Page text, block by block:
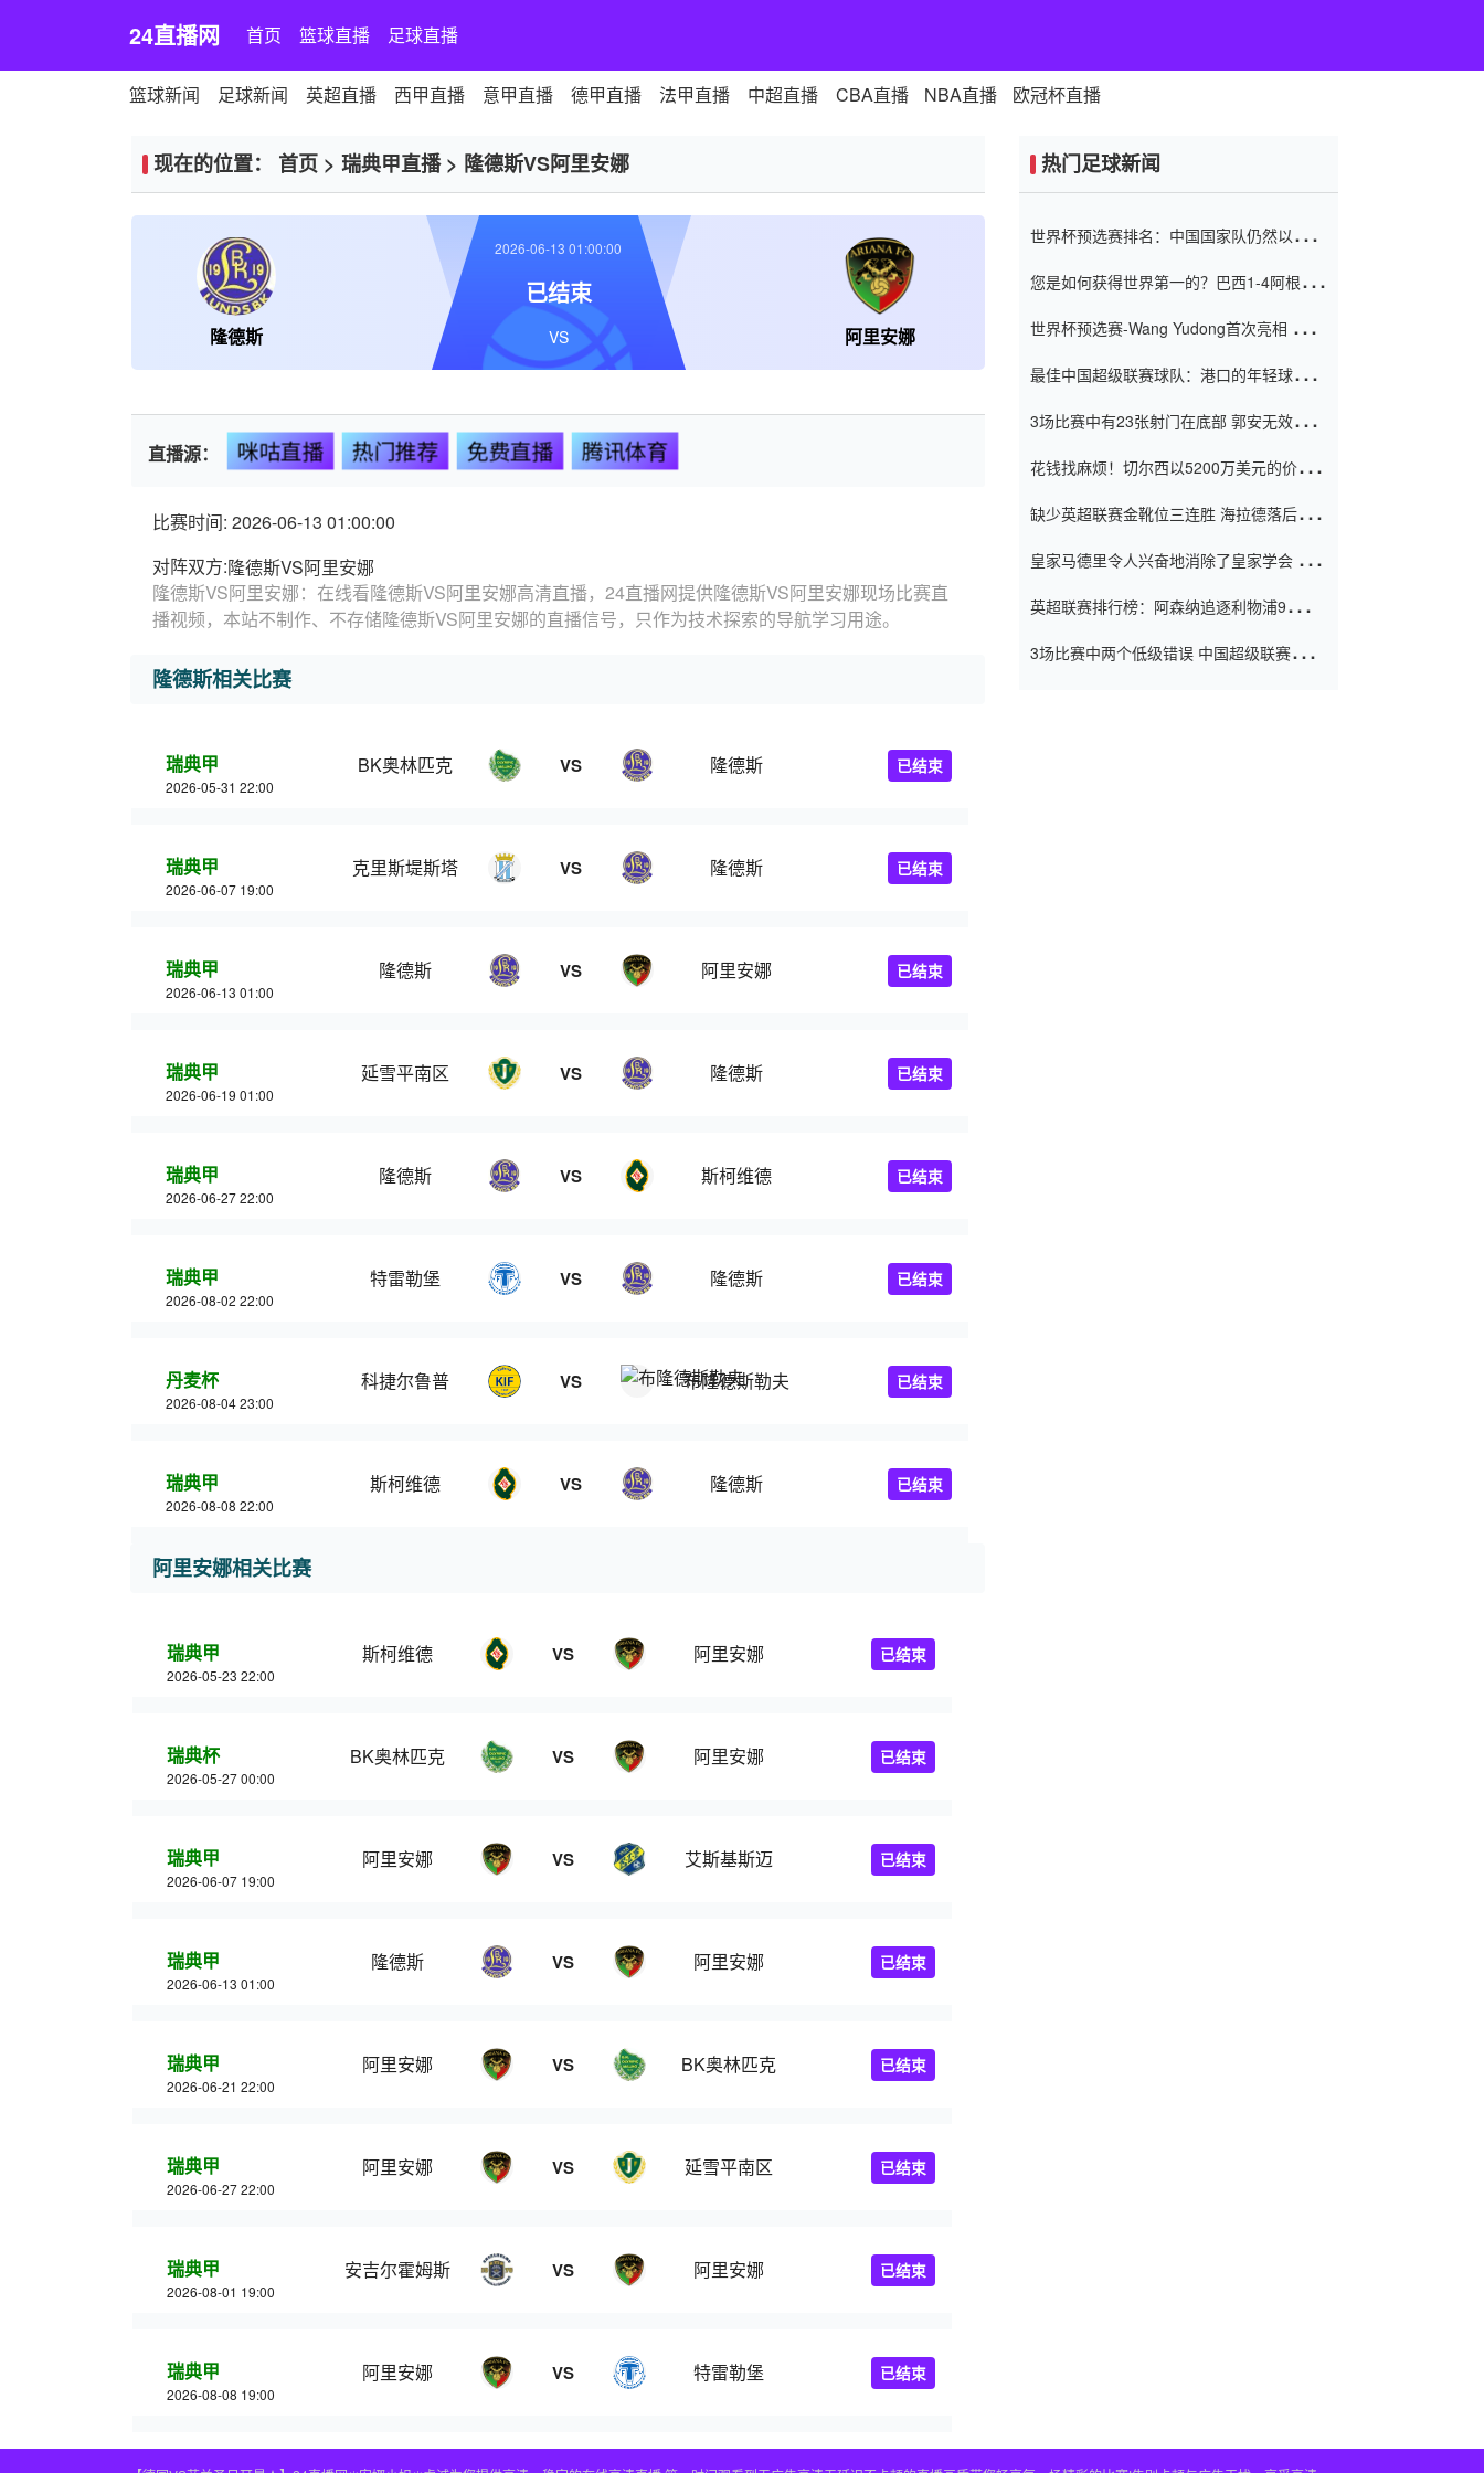
24直播网 首页 篮球直播 足球直播
篮球新闻 足球新闻 英超直播 西甲直播 意甲直播 德甲直播 法甲直播 中超直播 CBA直播 NBA直播 欧冠杯直播
现在的位置： 首页 > 瑞典甲直播> 隆德斯VS阿里安娜
隆德斯 阿里安娜
2026-06-13 01:00:00
已结束
VS
直播源： 咪咕直播 热门推荐 免费直播 腾讯体育
比赛时间: 2026-06-13 01:00:00
对阵双方:隆德斯VS阿里安娜
隆德斯VS阿里安娜：在线看隆德斯VS阿里安娜高清直播，24直播网提供隆德斯VS阿里安娜现场比赛直
播视频，本站不制作、不存储隆德斯VS阿里安娜的直播信号，只作为技术探索的导航学习用途。
隆德斯相关比赛
瑞典甲
2026-05-31 22:00
BK奥林匹克 VS 隆德斯 已结束
瑞典甲
2026-06-07 19:00
克里斯堤斯塔 VS 隆德斯 已结束
瑞典甲
2026-06-13 01:00
隆德斯 VS 阿里安娜 已结束
瑞典甲
2026-06-19 01:00
延雪平南区 VS 隆德斯 已结束
瑞典甲
2026-06-27 22:00
隆德斯 VS 斯柯维德 已结束
瑞典甲
2026-08-02 22:00
特雷勒堡 VS 隆德斯 已结束
丹麦杯
2026-08-04 23:00
科捷尔鲁普 VS 布隆德斯勒夫 已结束
瑞典甲
2026-08-08 22:00
斯柯维德 VS 隆德斯 已结束
阿里安娜相关比赛
瑞典甲
2026-05-23 22:00
斯柯维德 VS 阿里安娜 已结束
瑞典杯
2026-05-27 00:00
BK奥林匹克 VS 阿里安娜 已结束
瑞典甲
2026-06-07 19:00
阿里安娜 VS 艾斯基斯迈 已结束
瑞典甲
2026-06-13 01:00
隆德斯 VS 阿里安娜 已结束
瑞典甲
2026-06-21 22:00
阿里安娜 VS BK奥林匹克 已结束
瑞典甲
2026-06-27 22:00
阿里安娜 VS 延雪平南区 已结束
瑞典甲
2026-08-01 19:00
安吉尔霍姆斯 VS 阿里安娜 已结束
瑞典甲
2026-08-08 19:00
阿里安娜 VS 特雷勒堡 已结束
热门足球新闻
世界杯预选赛排名：中国国家队仍然以6分
您是如何获得世界第一的？巴西1-4阿根
世界杯预选赛-Wang Yudong首次亮相 中国
最佳中国超级联赛球队：港口的年轻球员在
（Taishan）
3场比赛中有23张射门在底部 郭安无效传球
花钱找麻烦！切尔西以5200万美元的价格
窗口
缺少英超联赛金靴位三连胜 海拉德落后6球
皇家马德里令人兴奋地消除了皇家学会 安
英超联赛排行榜：阿森纳追逐利物浦9分 曼
3场比赛中两个低级错误 中国超级联赛的前